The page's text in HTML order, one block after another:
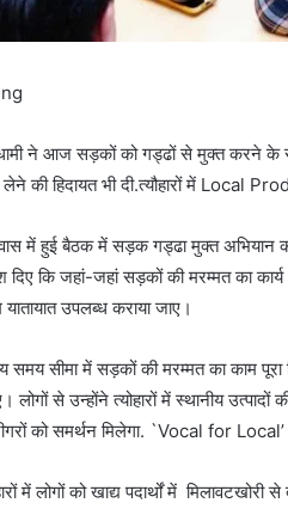
ने आज सड़कों को गड्ढों से मुक्त करने के
की हिदायत भी दी.त्यौहारों में Local
में हुई बैठक में सड़क गड्ढा मुक्त अभियान की
दिए कि जहां-जहां सड़कों की मरम्मत का
उपलब्ध कराया जाए।
समय सीमा में सड़कों की मरम्मत का काम पूरा
लोगों से उन्होंने त्योहारों में स्थानीय
को समर्थन मिलेगा. `Vocal for
में लोगों को खाद्य पदार्थों में